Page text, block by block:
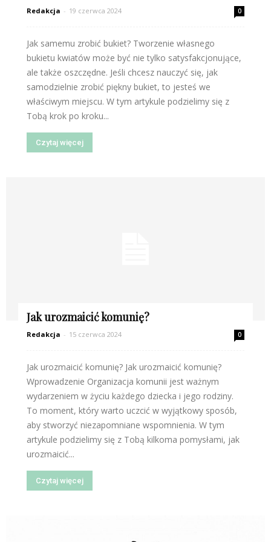
Redakcja - 19 czerwca 2024 0
Jak samemu zrobić bukiet? Tworzenie własnego
bukietu kwiatów może być nie tylko satysfakcjonujące,
ale także oszczędne. Jeśli chcesz nauczyć się, jak
samodzielnie zrobić piękny bukiet, to jesteś we
właściwym miejscu. W tym artykule podzielimy się z
Tobą krok po kroku...
Czytaj więcej
Jak urozmaicić komunię?
Redakcja - 15 czerwca 2024 0
Jak urozmaicić komunię? Jak urozmaicić komunię?
Wprowadzenie Organizacja komunii jest ważnym
wydarzeniem w życiu każdego dziecka i jego rodziny.
To moment, który warto uczcić w wyjątkowy sposób,
aby stworzyć niezapomniane wspomnienia. W tym
artykule podzielimy się z Tobą kilkoma pomysłami, jak
urozmaicić...
Czytaj więcej